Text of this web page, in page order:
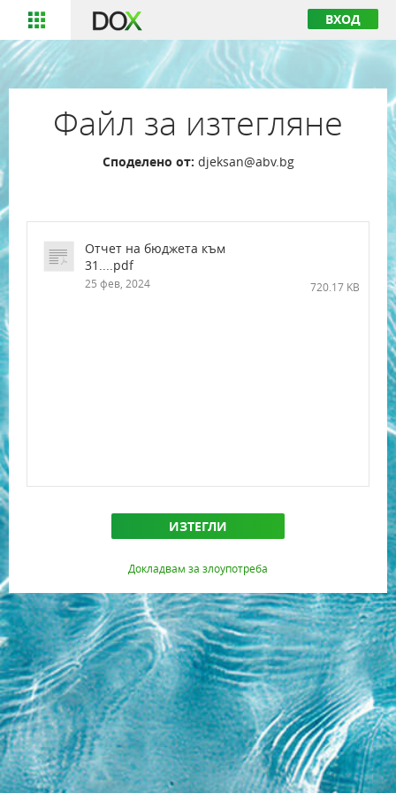
ВХОД
Файл за изтегляне
Споделено от: djeksan@abv.bg
Отчет на бюджета към
31....pdf
25 фев, 2024 720.17 KB
ИЗТЕГЛИ
Докладвам за злоупотреба